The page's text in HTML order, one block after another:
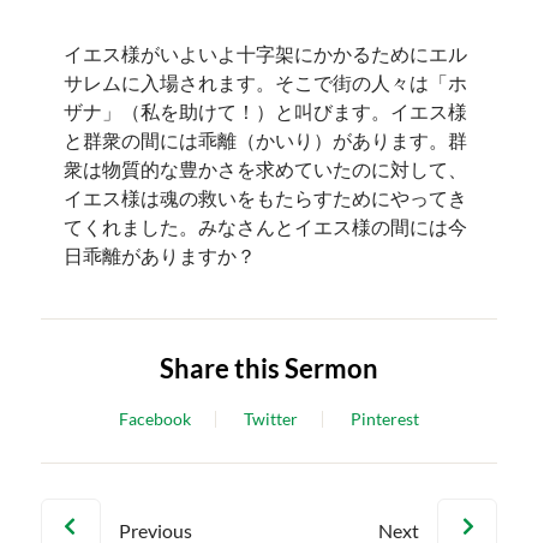
イエス様がいよいよ十字架にかかるためにエル
サレムに入場されます。そこで街の人々は「ホ
ザナ」（私を助けて！）と叫びます。イエス様
と群衆の間には乖離（かいり）があります。群
衆は物質的な豊かさを求めていたのに対して、
イエス様は魂の救いをもたらすためにやってき
てくれました。みなさんとイエス様の間には今
日乖離がありますか？
Share this Sermon
Facebook Twitter Pinterest
Previous Next